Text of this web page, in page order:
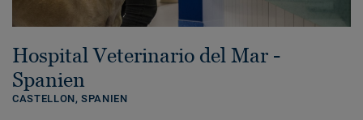
Hospital Veterinario del Mar -
Spanien
CASTELLON,SPANIEN